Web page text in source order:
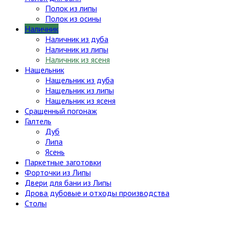
Полок из липы
Полок из осины
Наличник
Наличник из дуба
Наличник из липы
Наличник из ясеня
Нащельник
Нащельник из дуба
Нащельник из липы
Нащельник из ясеня
Сращенный погонаж
Галтель
Дуб
Липа
Ясень
Паркетные заготовки
Форточки из Липы
Двери для бани из Липы
Дрова дубовые и отходы производства
Столы